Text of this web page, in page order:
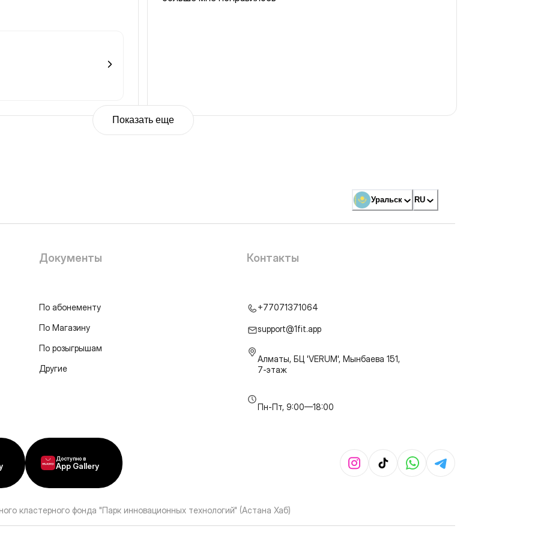
Показать еще
Уральск RU
Документы
По абонементу
По Магазину
По розыгрышам
Другие
Контакты
+77071371064
support@1fit.app
Алматы, БЦ 'VERUM', Мынбаева 151,
7-этаж
Пн-Пт, 9:00—18:00
Доступно в
App Gallery
кластерного фонда "Парк инновационных технологий" (Астана Хаб)